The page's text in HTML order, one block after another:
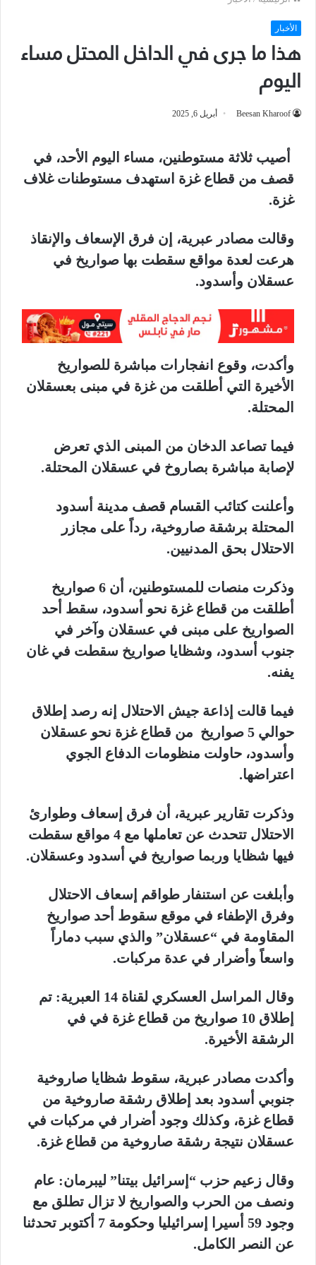
الأخبار
هذا ما جرى في الداخل المحتل مساء
اليوم
Beesan Kharoof أبريل 6, 2025
أصيب ثلاثة مستوطنين، مساء اليوم الأحد، في
قصف من قطاع غزة استهدف مستوطنات غلاف
غزة.
وقالت مصادر عبرية، إن فرق الإسعاف والإنقاذ
هرعت لعدة مواقع سقطت بها صواريخ في
عسقلان وأسدود.
وأكدت، وقوع انفجارات مباشرة للصواريخ
الأخيرة التي أطلقت من غزة في مبنى بعسقلان
المحتلة.
فيما تصاعد الدخان من المبنى الذي تعرض
لإصابة مباشرة بصاروخ في عسقلان المحتلة.
وأعلنت كتائب القسام قصف مدينة أسدود
المحتلة برشقة صاروخية، رداً على مجازر
الاحتلال بحق المدنيين.
وذكرت منصات للمستوطنين، أن 6 صواريخ
أطلقت من قطاع غزة نحو أسدود، سقط أحد
الصواريخ على مبنى في عسقلان وآخر في
جنوب أسدود، وشظايا صواريخ سقطت في غان
يفنه.
فيما قالت إذاعة جيش الاحتلال إنه رصد إطلاق
حوالي 5 صواريخ من قطاع غزة نحو عسقلان
وأسدود، حاولت منظومات الدفاع الجوي
اعتراضها.
وذكرت تقارير عبرية، أن فرق إسعاف وطوارئ
الاحتلال تتحدث عن تعاملها مع 4 مواقع سقطت
فيها شظايا وربما صواريخ في أسدود وعسقلان.
وأبلغت عن استنفار طواقم إسعاف الاحتلال
وفرق الإطفاء في موقع سقوط أحد صواريخ
المقاومة في “عسقلان” والذي سبب دماراً
واسعاً وأضرار في عدة مركبات.
وقال المراسل العسكري لقناة 14 العبرية: تم
إطلاق 10 صواريخ من قطاع غزة في في
الرشقة الأخيرة.
وأكدت مصادر عبرية، سقوط شظايا صاروخية
جنوبي أسدود بعد إطلاق رشقة صاروخية من
قطاع غزة، وكذلك وجود أضرار في مركبات في
عسقلان نتيجة رشقة صاروخية من قطاع غزة.
وقال زعيم حزب “إسرائيل بيتنا” ليبرمان: عام
ونصف من الحرب والصواريخ لا تزال تطلق مع
وجود 59 أسيرا إسرائيليا وحكومة 7 أكتوبر تحدثنا
عن النصر الكامل.